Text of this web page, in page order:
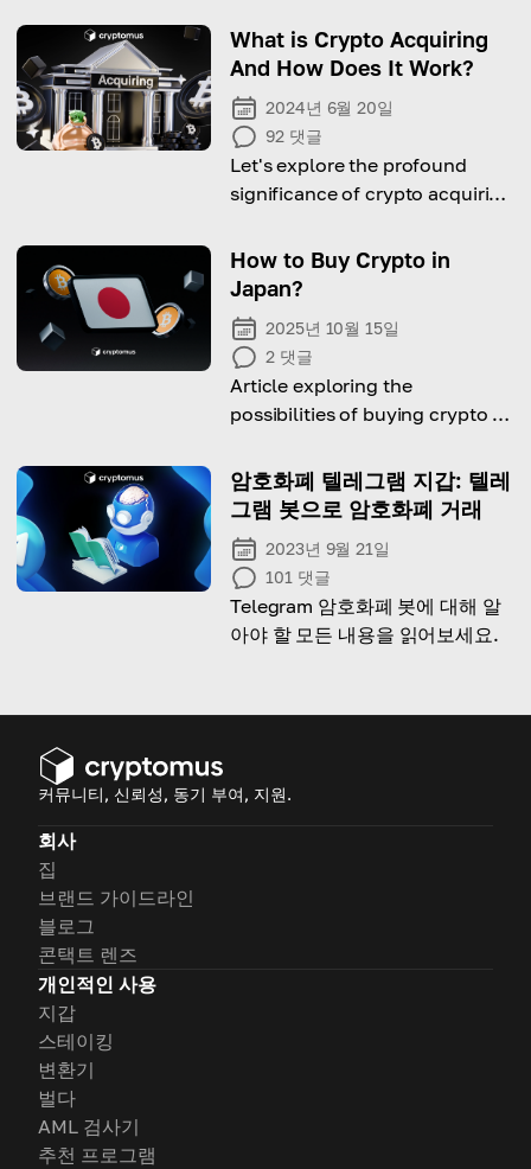
What is Crypto Acquiring
And How Does It Work?
2024년 6월 20일
92 댓글
Let's explore the profound
significance of crypto acquiring
reasons why businesses should
embrace this emerging trend
How to Buy Crypto in
Japan?
2025년 10월 15일
2 댓글
Article exploring the
possibilities of buying crypto in
platforms to do it.
암호화폐 텔레그램 지갑: 텔레
그램 봇으로 암호화폐 거래
2023년 9월 21일
101 댓글
Telegram 암호화폐 봇에 대해 알
아야 할 모든 내용을 읽어보세요.
커뮤니티, 신뢰성, 동기 부여, 지원.
회사
집
브랜드 가이드라인
블로그
콘택트 렌즈
개인적인 사용
지갑
스테이킹
변환기
벌다
AML 검사기
추천 프로그램